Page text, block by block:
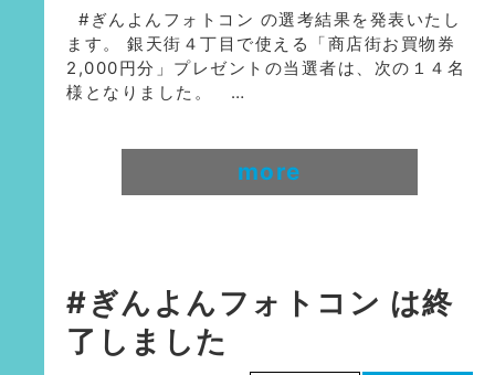
#ぎんよんフォトコン の選考結果を発表いたし
ます。 銀天街４丁目で使える「商店街お買物券
2,000円分」プレゼントの当選者は、次の１４名
様となりました。 …
more
#ぎんよんフォトコン は終
了しました